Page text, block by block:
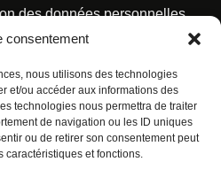
consentement
nous utilisons des technologies
et/ou accéder aux informations des
technologies nous permettra de traiter
de navigation ou les ID uniques
ou de retirer son consentement peut
caractéristiques et fonctions.
des données personnelles
URBAN COMICS POUR LES
FRANÇAISES.